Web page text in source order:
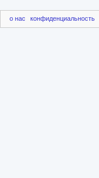
о нас конфиденциальность